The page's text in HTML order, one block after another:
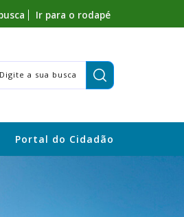
Ir para o rodapé
Pesquisar:
Portal do Cidadão